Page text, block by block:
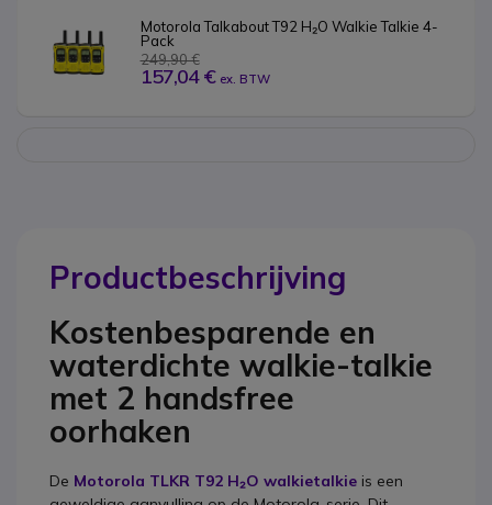
Motorola Talkabout T92 H₂O Walkie Talkie 4-
Pack
249,90 €
157,04 € ex. BTW
Productbeschrijving
Kostenbesparende en
waterdichte walkie-talkie
met 2 handsfree
oorhaken
De Motorola TLKR T92 H₂O walkietalkie is een